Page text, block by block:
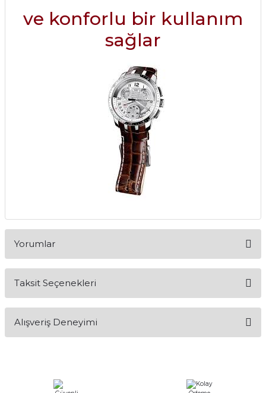
ve konforlu bir kullanım
sağlar
Yorumlar
Taksit Seçenekleri
Alışveriş Deneyimi
alışveriş oldu özellikle bekledigimden
iyi bir ürün geldi fiyatına göre mütiş